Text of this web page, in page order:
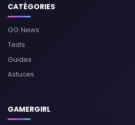
CATÉGORIES
GG News
Tests
Guides
Astuces
GAMERGIRL